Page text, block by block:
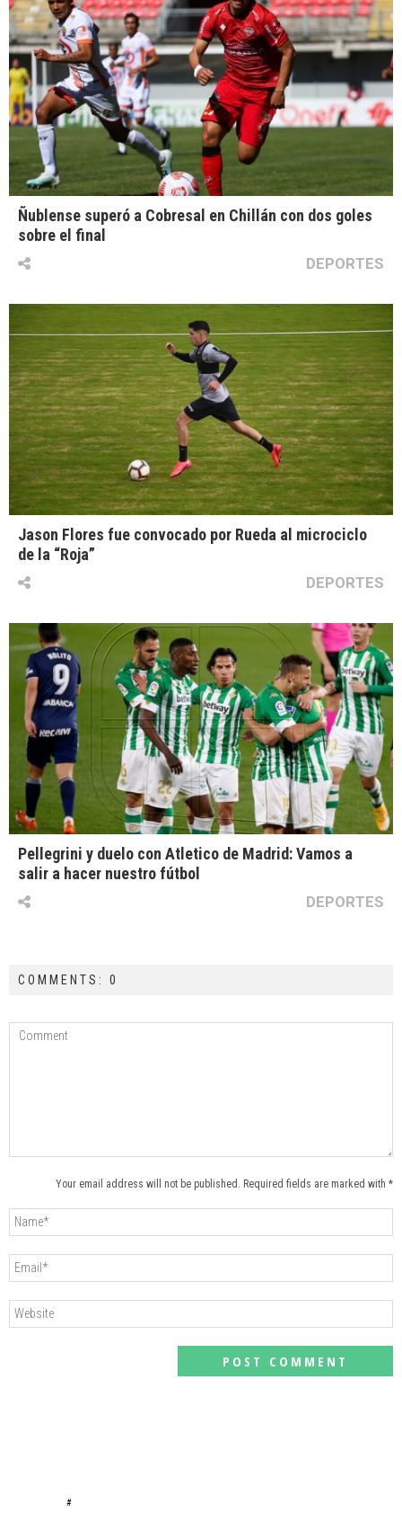
Ñublense superó a Cobresal en Chillán con dos goles
sobre el final
DEPORTES
Jason Flores fue convocado por Rueda al microciclo
de la “Roja”
DEPORTES
Pellegrini y duelo con Atletico de Madrid: Vamos a
salir a hacer nuestro fútbol
DEPORTES
COMMENTS: 0
Your email address will not be published. Required fields are marked with *
#